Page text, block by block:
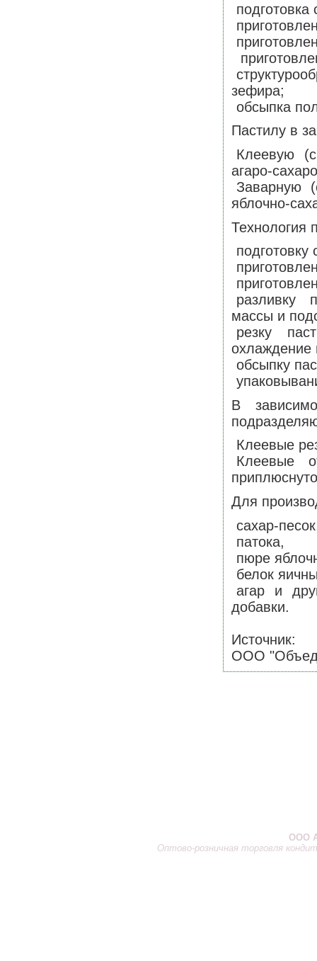
подготовка
зефира;
обсыпка
Пастилу в
Клеевую
агаро-
Заварную
яблочно-
Технология
подготовку
разливку
массы и
резку
охлаждение
обсыпку
В
Клеевые
Клеевые
Для
сахар-
патока,
пюре
белок
агар и
добавки.
Источник:
ООО
ООО
Оптово-розничная торговля